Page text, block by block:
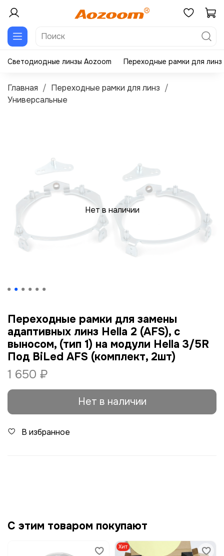
Светодиодные линзы Aozoom Переходные рамки для линз
Главная
Переходные рамки для линз
Универсальные
Нет в наличии
Переходные рамки для замены
адаптивных линз Hella 2 (AFS), с
выносом, (тип 1) на модули Hella 3/5R
Под BiLed AFS (комплект, 2шт)
1 650 ₽
Нет в наличии
В избранное
С этим товаром покупают
Хит